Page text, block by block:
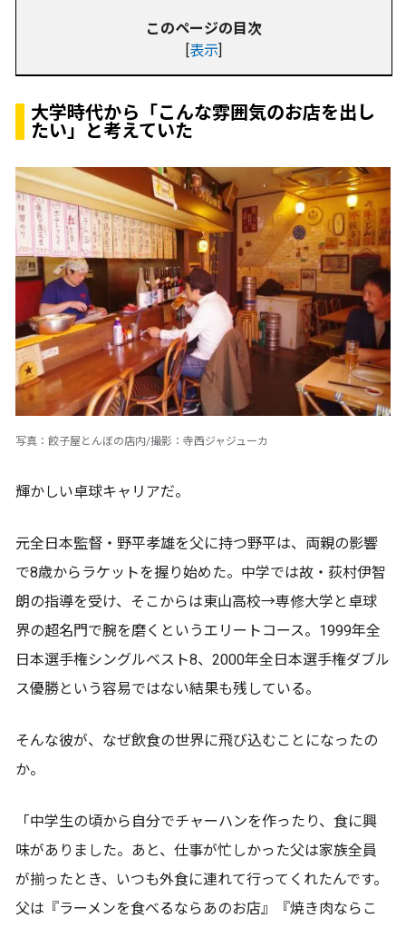
このページの目次
[表示]
大学時代から「こんな雰囲気のお店を出し
たい」と考えていた
写真：餃子屋とんぼの店内/撮影：寺西ジャジューカ
輝かしい卓球キャリアだ。
元全日本監督・野平孝雄を父に持つ野平は、両親の影響
で8歳からラケットを握り始めた。中学では故・荻村伊智
朗の指導を受け、そこからは東山高校→専修大学と卓球
界の超名門で腕を磨くというエリートコース。1999年全
日本選手権シングルベスト8、2000年全日本選手権ダブル
ス優勝という容易ではない結果も残している。
そんな彼が、なぜ飲食の世界に飛び込むことになったの
か。
「中学生の頃から自分でチャーハンを作ったり、食に興
味がありました。あと、仕事が忙しかった父は家族全員
が揃ったとき、いつも外食に連れて行ってくれたんです。
父は『ラーメンを食べるならあのお店』『焼き肉ならこ